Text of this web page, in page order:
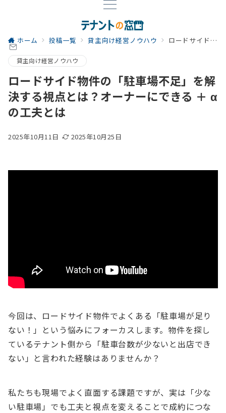
ホーム 投稿一覧 貸主向け経営ノウハウ ロードサイド物件の「駐車場不足」を解決する視点とは？オーナーにできる ＋ αの工夫とは
貸主向け経営ノウハウ
ロードサイド物件の「駐車場不足」を解
決する視点とは？オーナーにできる ＋ α
の工夫とは
2025年10月11日 2025年10月25日
今回は、ロードサイド物件でよくある「駐車場が足り
ない！」という悩みにフォーカスします。物件を探し
ているテナント側から「駐車台数が少ないと出店でき
ない」と言われた経験はありませんか？
私たちも現場でよく直面する課題ですが、実は「少な
い駐車場」でも工夫と視点を変えることで成約につな